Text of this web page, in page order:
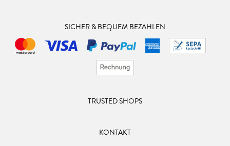
SICHER & BEQUEM BEZAHLEN
TRUSTED SHOPS
KONTAKT